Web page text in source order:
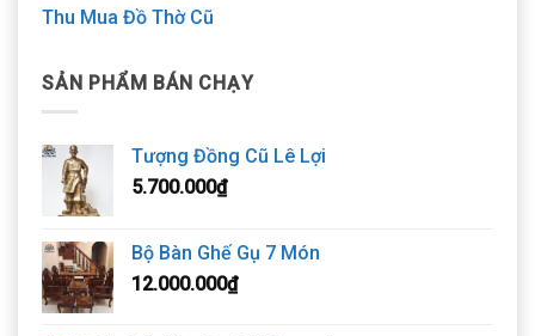
Thu Mua Đồ Thờ Cũ
SẢN PHẨM BÁN CHẠY
Tượng Đồng Cũ Lê Lợi
5.700.000₫
Bộ Bàn Ghế Gụ 7 Món
12.000.000₫